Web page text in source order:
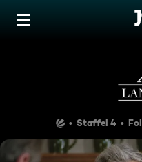
Zum Inhalt springen
Staffel 4